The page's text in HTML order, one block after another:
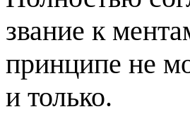
звание к
принципе не
и только.